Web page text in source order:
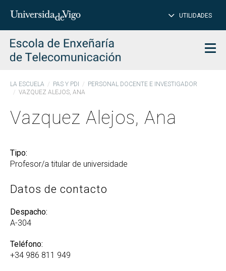
Introduce
para
buscar
UTILIDADES
LA ESCUELA PAS Y PDI
PERSONAL DOCENTE E INVESTIGADOR
VAZQUEZ ALEJOS, ANA
Vazquez Alejos, Ana
Tipo:
Profesor/a titular de universidade
Datos de contacto
Despacho:
A-304
Teléfono:
+34 986 811 949